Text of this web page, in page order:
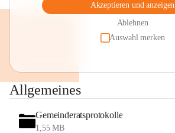
Akzeptieren und anzeigen
Ablehnen
Auswahl merken
Allgemeines
Gemeinderatsprotokolle
1,55 MB